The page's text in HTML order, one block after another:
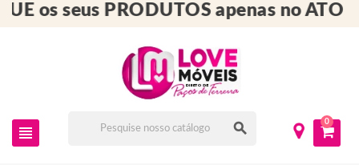
os seus PRODUTOS apenas no ATO
view_headline search 0